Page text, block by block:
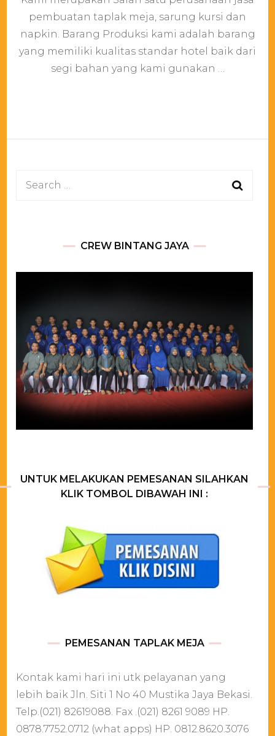
pembuatan taplak meja, sarung kursi dan
napkin. Barang Produksi kami adalah barang
yang memiliki kualitas standar hotel baik dari
segi bahan yang kami gunakan …
Search
CREW BINTANG JAYA
UNTUK MELAKUKAN PEMESANAN SILAHKAN
KLIK TOMBOL DIBAWAH INI :
PEMESANAN TAPLAK MEJA
Kontak kami hari ini utk pelayanan yang
lebih baik Jln. Siti 1 No 40 Mustika Jaya Bekasi.
Telp.(021) 82619088. Fax .(021) 8261 9089 HP.
0878.7752.0712 (what apps) HP. 0812.8620.3076